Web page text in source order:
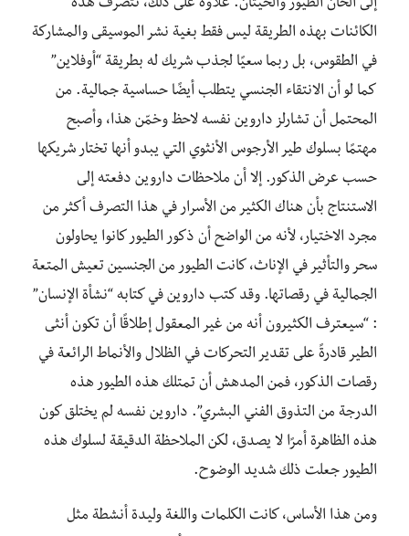
إلى ألحان الطيور والحيتان. علاوةً على ذلك، تتصرف هذه
الكائنات بهذه الطريقة ليس فقط بغية نشر الموسيقى والمشاركة
في الطقوس، بل ربما سعيًا لجذب شريك له بطريقة “أوفلاين”
كما لو أن الانتقاء الجنسي يتطلب أيضًا حساسية جمالية. من
المحتمل أن تشارلز داروين نفسه لاحظ وخمّن هذا، وأصبح
مهتمًا بسلوك طير الأرجوس الأنثوي التي يبدو أنها تختار شريكها
حسب عرض الذكور. إلا أن ملاحظات داروين دفعته إلى
الاستنتاج بأن هناك الكثير من الأسرار في هذا التصرف أكثر من
مجرد الاختيار، لأنه من الواضح أن ذكور الطيور كانوا يحاولون
سحر والتأثير في الإناث، كانت الطيور من الجنسين تعيش المتعة
الجمالية في رقصاتها. وقد كتب داروين في كتابه “نشأة الإنسان”
: “سيعترف الكثيرون أنه من غير المعقول إطلاقًا أن تكون أنثى
الطير قادرةً على تقدير التحركات في الظلال والأنماط الرائعة في
رقصات الذكور، فمن المدهش أن تمتلك هذه الطيور هذه
الدرجة من التذوق الفني البشري”. داروين نفسه لم يختلق كون
هذه الظاهرة أمرًا لا يصدق، لكن الملاحظة الدقيقة لسلوك هذه
الطيور جعلت ذلك شديد الوضوح.
ومن هذا الأساس، كانت الكلمات واللغة وليدة أنشطة مثل